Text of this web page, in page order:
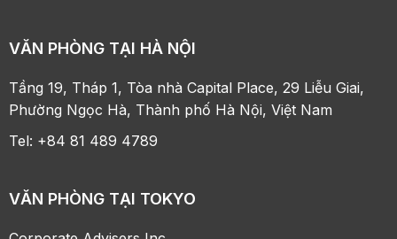
VĂN PHÒNG TẠI HÀ NỘI
Tầng 19, Tháp 1, Tòa nhà Capital Place, 29 Liễu Giai,
Phường Ngọc Hà, Thành phố Hà Nội, Việt Nam
Tel: +84 81 489 4789
VĂN PHÒNG TẠI TOKYO